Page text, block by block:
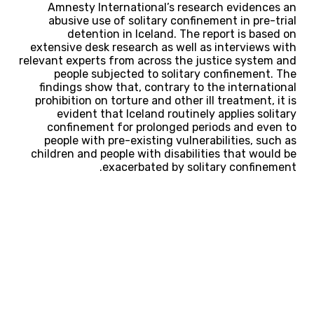
Amnesty International’s research evidences an
abusive use of solitary confinement in pre-trial
detention in Iceland. The report is based on
extensive desk research as well as interviews with
relevant experts from across the justice system and
people subjected to solitary confinement. The
findings show that, contrary to the international
prohibition on torture and other ill treatment, it is
evident that Iceland routinely applies solitary
confinement for prolonged periods and even to
people with pre-existing vulnerabilities, such as
children and people with disabilities that would be
exacerbated by solitary confinement.